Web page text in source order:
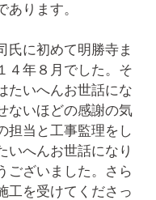
ります。
に初めて明勝寺ま
４年８月でした。そ
たいへんお世話にな
ないほどの感謝の気
担当と工事監理をし
いへんお世話になり
ございました。さら
工を受けてくださっ